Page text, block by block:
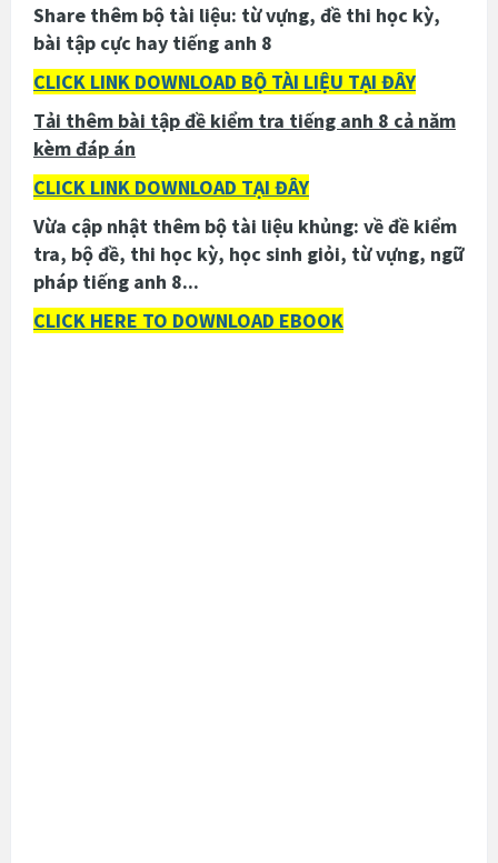
Share thêm bộ tài liệu: từ vựng, đề thi học kỳ,
bài tập cực hay tiếng anh 8
CLICK LINK DOWNLOAD BỘ TÀI LIỆU TẠI ĐÂY
Tải thêm bài tập đề kiểm tra tiếng anh 8 cả năm
kèm đáp án
CLICK LINK DOWNLOAD TẠI ĐÂY
Vừa cập nhật thêm bộ tài liệu khủng: về đề kiểm
tra, bộ đề, thi học kỳ, học sinh giỏi, từ vựng, ngữ
pháp tiếng anh 8...
CLICK HERE TO DOWNLOAD EBOOK